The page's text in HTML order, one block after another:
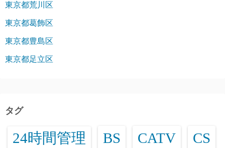
東京都荒川区
東京都葛飾区
東京都豊島区
東京都足立区
タグ
24時間管理 BS CATV CS